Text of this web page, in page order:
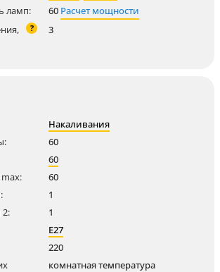
ламп:
60 Расчет мощности
? 3
Накаливания
60
60
60
1
2:
1
E27
220
комнатная температура